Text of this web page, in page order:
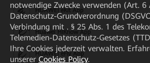
HUAWEI eKit App
Huawei HiKnow App
HUAWEI eFly App
notwendige Zwecke verwenden (Art. 6
Datenschutz-Grundverordnung
Verbindung mit . § 25 Abs. 1 des
Telemedien-Datenschutz-Gesetzes
Ihre Cookies jederzeit verwalten.
unserer Cookies Policy.